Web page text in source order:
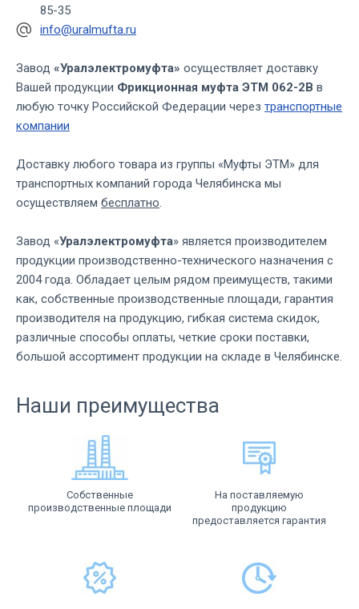
85-35
info@uralmufta.ru
Завод «Уралэлектромуфта» осуществляет доставку
Вашей продукции Фрикционная муфта ЭТМ 062-2В в
любую точку Российской Федерации через транспортные
компании
Доставку любого товара из группы «Муфты ЭТМ» для
транспортных компаний города Челябинска мы
осуществляем бесплатно.
Завод «Уралэлектромуфта» является производителем
продукции производственно-технического назначения с
2004 года. Обладает целым рядом преимуществ, такими
как, собственные производственные площади, гарантия
производителя на продукцию, гибкая система скидок,
различные способы оплаты, четкие сроки поставки,
большой ассортимент продукции на складе в Челябинске.
Наши преимущества
Собственные
производственные площади
На поставляемую
продукцию
предоставляется гарантия